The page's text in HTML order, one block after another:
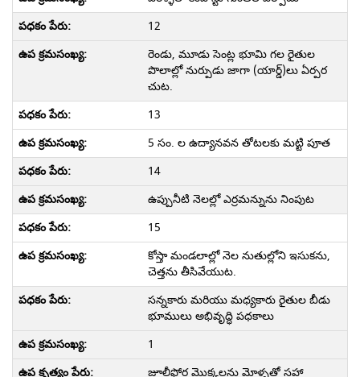
12
రెండు, మూడు సెంట్ల భూమి గల రైతుల
పొలాల్లో నుర్పుడు జాగా (యార్డ్)లు ఏర్పర
చుట.
13
5 సం. ల ఉద్యానవన తోటలకు మట్టి పూత
14
ఉప్పునీటి నెలల్లో ఎర్రమన్నును నింపుట
15
కోస్తా మండలాల్లో నెల నుతుల్లోని ఇసుకను,
చెత్తను తీసివేయుట.
సన్నకారు మరియు మధ్యకారు రైతుల బీడు
భూములు అభివృద్ధి పధకాలు
1
జూలీఫ్లోర మొక్కలను మోళ్ళతో సహా